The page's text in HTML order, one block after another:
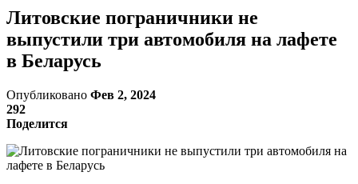
Литовские пограничники не
выпустили три автомобиля на лафете
в Беларусь
Опубликовано Фев 2, 2024
292
Поделится